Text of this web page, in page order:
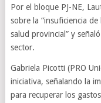
Por el bloque PJ-NE,
sobre la “insuficiencia
salud provincial” y
sector.
Gabriela Picotti (PRO
iniciativa, señalando la
para recuperar los